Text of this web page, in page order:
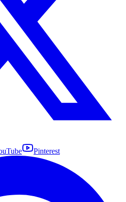
Pinterest